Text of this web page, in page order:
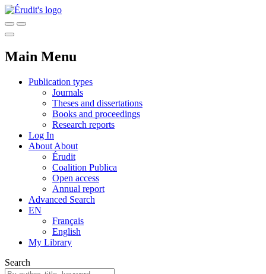
Main Menu
Publication types
Journals
Theses and dissertations
Books and proceedings
Research reports
Log In
About About
Érudit
Coalition Publica
Open access
Annual report
Advanced Search
EN
Français
English
My Library
Search